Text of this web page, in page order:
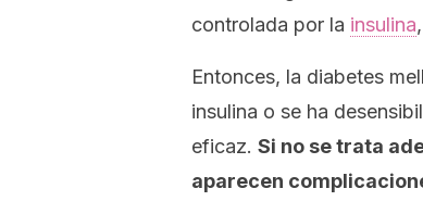
controlada por la insulina
Entonces, la diabetes
insulina o se ha
eficaz. Si no se trata
aparecen